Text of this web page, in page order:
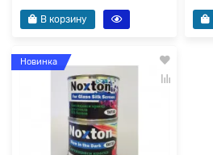
В корзину
Новинка